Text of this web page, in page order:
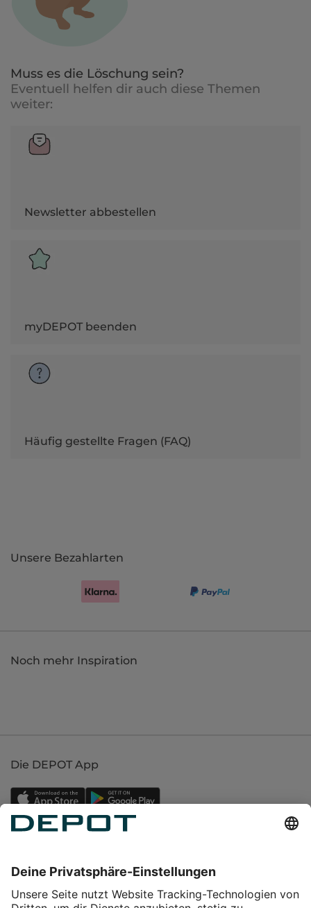
Muss es die Löschung sein?
Eventuell helfen dir auch diese Themen
weiter:
Newsletter abbestellen
myDEPOT beenden
Häufig gestellte Fragen (FAQ)
Unsere Bezahlarten
Noch mehr Inspiration
Die DEPOT App
Service